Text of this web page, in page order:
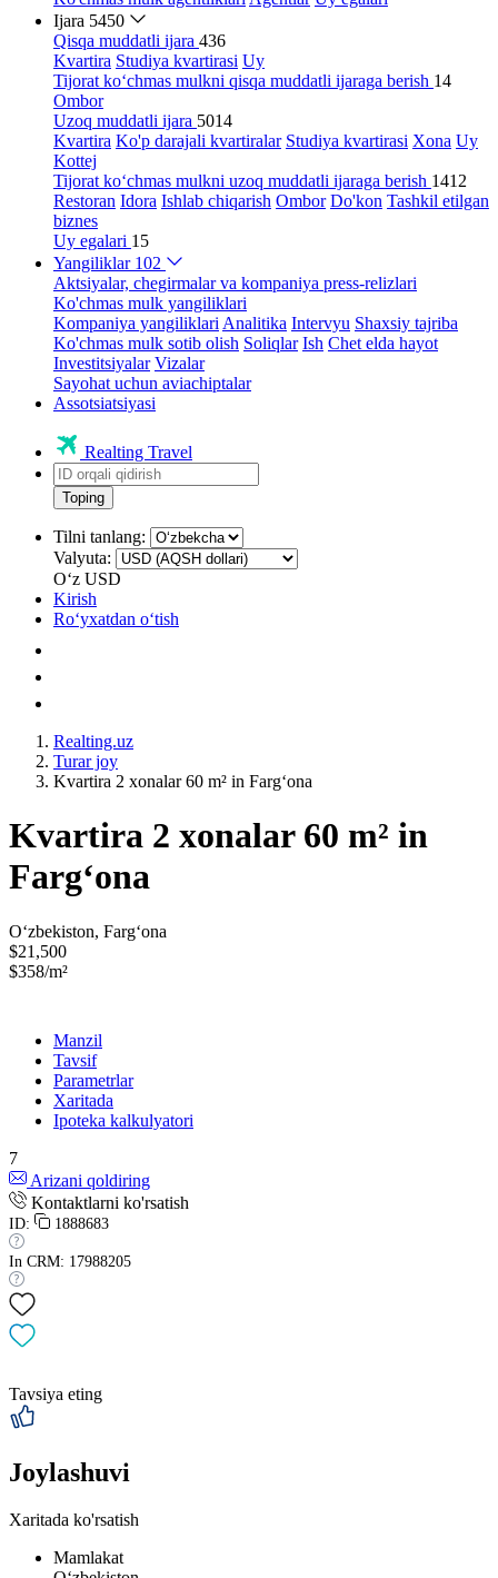
Ijara 5450
Qisqa muddatli ijara 436
Kvartira Studiya kvartirasi Uy
Tijorat ko‘chmas mulkni qisqa muddatli ijaraga berish 14
Ombor
Uzoq muddatli ijara 5014
Kvartira Ko'p darajali kvartiralar Studiya kvartirasi Xona Uy
Kottej
Tijorat ko‘chmas mulkni uzoq muddatli ijaraga berish 1412
Restoran Idora Ishlab chiqarish Ombor Do'kon Tashkil etilgan
biznes
Uy egalari 15
Yangiliklar 102
Aktsiyalar, chegirmalar va kompaniya press-relizlari
Ko'chmas mulk yangiliklari
Kompaniya yangiliklari Analitika Intervyu Shaxsiy tajriba
Ko'chmas mulk sotib olish Soliqlar Ish Chet elda hayot
Investitsiyalar Vizalar
Sayohat uchun aviachiptalar
Assotsiatsiyasi
Realting Travel
Toping
Tilni tanlang:
Valyuta:
Oʻz USD
Kirish
Roʻyxatdan oʻtish
Realting.uz
Turar joy
Kvartira 2 xonalar 60 m² in Fargʻona
Kvartira 2 xonalar 60 m² in
Fargʻona
Oʻzbekiston, Fargʻona
$21,500
$358/m²
Manzil
Tavsif
Parametrlar
Xaritada
Ipoteka kalkulyatori
7
Arizani qoldiring
Kontaktlarni ko'rsatish
ID: 1888683
In CRM: 17988205
Tavsiya eting
Joylashuvi
Xaritada ko'rsatish
Mamlakat